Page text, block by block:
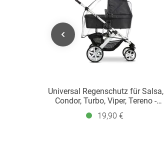
Universal Regenschutz für Salsa,
Condor, Turbo, Viper, Tereno -
19,90 €